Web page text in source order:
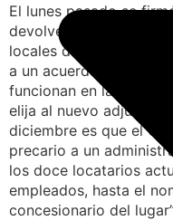
El lunes pasado se
devolver el inmueble al
locales de muebles y
a un acuerdo para que
funcionan en la
elija al nuevo
diciembre es que el
precario a un
los doce locatarios
empleados, hasta el
concesionario del